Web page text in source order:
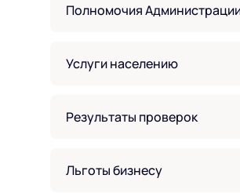
Полномочия
Услуги населению
Результаты проверок
Льготы бизнесу